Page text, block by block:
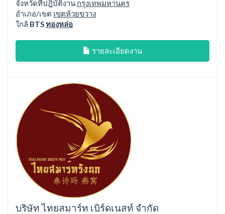
จังหวัดที่ปฎิบัติงาน กรุงเทพมหานคร
อำเภอ/เขต เขตห้วยขวาง
ใกล้ BTSทองหล่อ
รายละเอียดงาน
บริษัท ไทยสมาร์ท เบิร์ดเนสท์ จำกัด